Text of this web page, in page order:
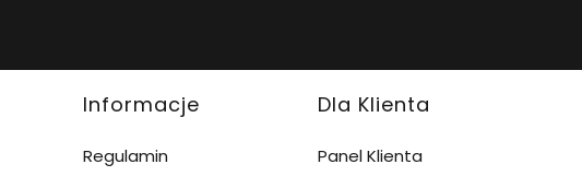
Informacje
Regulamin
Dla Klienta
Panel Klienta